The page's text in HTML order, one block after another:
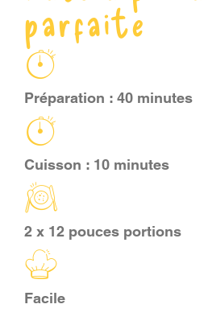
parfaite
Préparation : 40 minutes
Cuisson : 10 minutes
2 x 12 pouces portions
Facile